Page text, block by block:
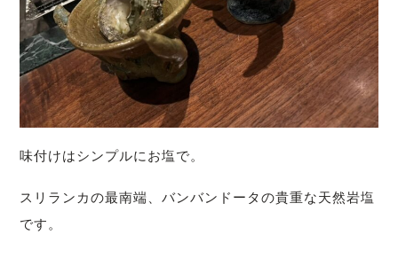
味付けはシンプルにお塩で。
スリランカの最南端、バンバンドータの貴重な天然岩塩
です。